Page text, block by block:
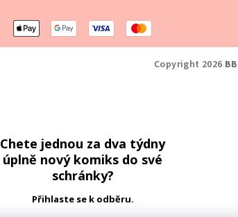
Copyright 2026
Chete jednou za dva týdny
úplně nový komiks do své
schránky?
Přihlaste se k odběru.